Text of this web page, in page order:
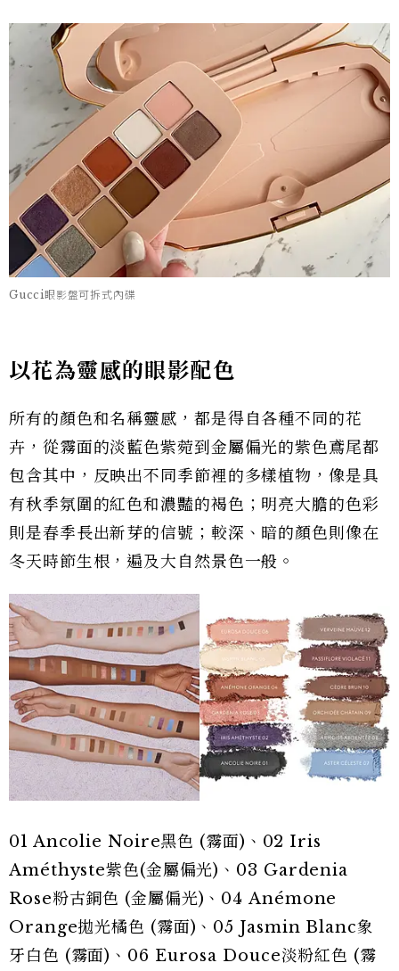
Gucci眼影盤可拆式內碟
以花為靈感的眼影配色
所有的顏色和名稱靈感，都是得自各種不同的花
卉，從霧面的淡藍色紫菀到金屬偏光的紫色鳶尾都
包含其中，反映出不同季節裡的多樣植物，像是具
有秋季氛圍的紅色和濃豔的褐色；明亮大膽的色彩
則是春季長出新芽的信號；較深、暗的顏色則像在
冬天時節生根，遍及大自然景色一般。
01 Ancolie Noire黑色 (霧面)、02 Iris
Améthyste紫色(金屬偏光)、03 Gardenia
Rose粉古銅色 (金屬偏光)、04 Anémone
Orange拋光橘色 (霧面)、05 Jasmin Blanc象
牙白色 (霧面)、06 Eurosa Douce淡粉紅色 (霧